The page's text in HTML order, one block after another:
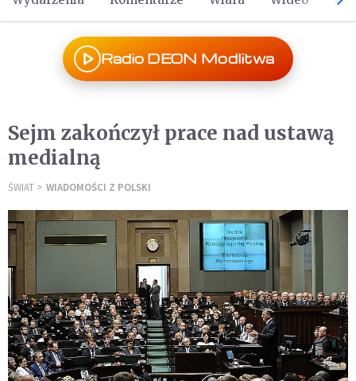
Radio DEON Modlitwa
Sejm zakończył prace nad ustawą
medialną
ŚWIAT WIADOMOŚCI Z POLSKI